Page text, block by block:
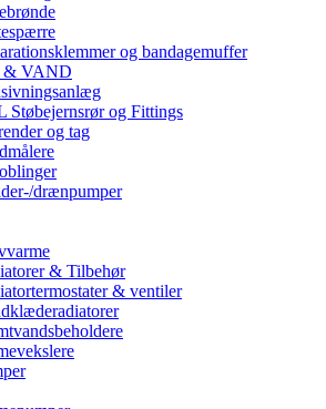
og bandagemuffer
& VAND
Støbejernsrør og Fittings
og tag
drænpumper
& Tilbehør
& ventiler